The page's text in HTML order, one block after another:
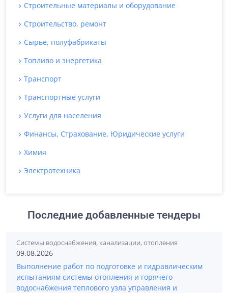
Строительные материалы и оборудование
Строительство, ремонт
Сырье, полуфабрикаты
Топливо и энергетика
Транспорт
Транспортные услуги
Услуги для населения
Финансы, Страхование, Юридические услуги
Химия
Электротехника
Последние добавленные тендеры
Системы водоснабжения, канализации, отопления
09.08.2026
Выполнение работ по подготовке и гидравлическим
испытаниям системы отопления и горячего
водоснабжения теплового узла управления и